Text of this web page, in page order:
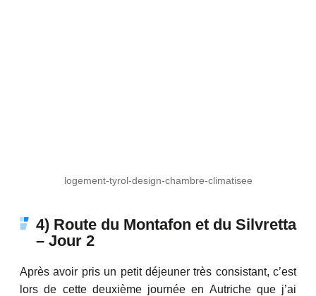
logement-tyrol-design-chambre-climatisee
4) Route du Montafon et du Silvretta
– Jour 2
Après avoir pris un petit déjeuner très consistant, c’est
lors de cette deuxième journée en Autriche que j’ai